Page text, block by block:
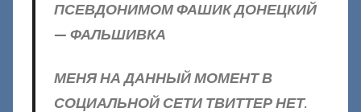
ПСЕВДОНИМОМ ФАШИК ДОНЕЦКИЙ
— ФАЛЬШИВКА
МЕНЯ НА ДАННЫЙ МОМЕНТ В
СОЦИАЛЬНОЙ СЕТИ ТВИТТЕР НЕТ.